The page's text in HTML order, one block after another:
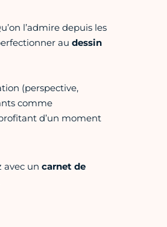
l’admire depuis les
au dessin
(perspective,
comme
d’un moment
avec un carnet de